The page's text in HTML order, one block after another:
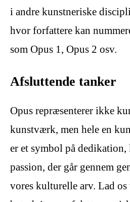
i andre kunstneriske
hvor forfattere kan
som Opus 1, Opus 2 osv.
Afsluttende tanker
Opus repræsenterer ikke
kunstværk, men hele en
er et symbol på
passion, der går gennem
vores kulturelle arv. Lad